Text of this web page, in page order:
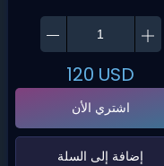
120 USD
اشتري الأن
‌إضافة إلى السلة‌